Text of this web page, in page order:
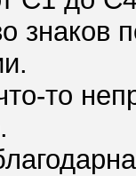
знаков
то